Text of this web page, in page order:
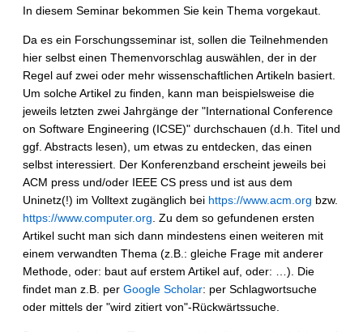
In diesem Seminar bekommen Sie kein Thema vorgekaut.
Da es ein Forschungsseminar ist, sollen die Teilnehmenden
hier selbst einen Themenvorschlag auswählen, der in der
Regel auf zwei oder mehr wissenschaftlichen Artikeln basiert.
Um solche Artikel zu finden, kann man beispielsweise die
jeweils letzten zwei Jahrgänge der "International Conference
on Software Engineering (ICSE)" durchschauen (d.h. Titel und
ggf. Abstracts lesen), um etwas zu entdecken, das einen
selbst interessiert. Der Konferenzband erscheint jeweils bei
ACM press und/oder IEEE CS press und ist aus dem
Uninetz(!) im Volltext zugänglich bei https://www.acm.org bzw.
https://www.computer.org . Zu dem so gefundenen ersten
Artikel sucht man sich dann mindestens einen weiteren mit
einem verwandten Thema (z.B.: gleiche Frage mit anderer
Methode, oder: baut auf erstem Artikel auf, oder: …). Die
findet man z.B. per Google Scholar: per Schlagwortsuche
oder mittels der "wird zitiert von"-Rückwärtssuche.